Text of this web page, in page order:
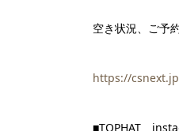
空き状況、ご予
https://
■TOPHAT